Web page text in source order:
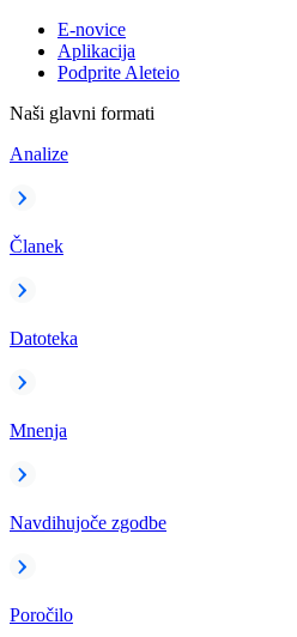
E-novice
Aplikacija
Podprite Aleteio
Naši glavni formati
Analize
Članek
Datoteka
Mnenja
Navdihujoče zgodbe
Poročilo